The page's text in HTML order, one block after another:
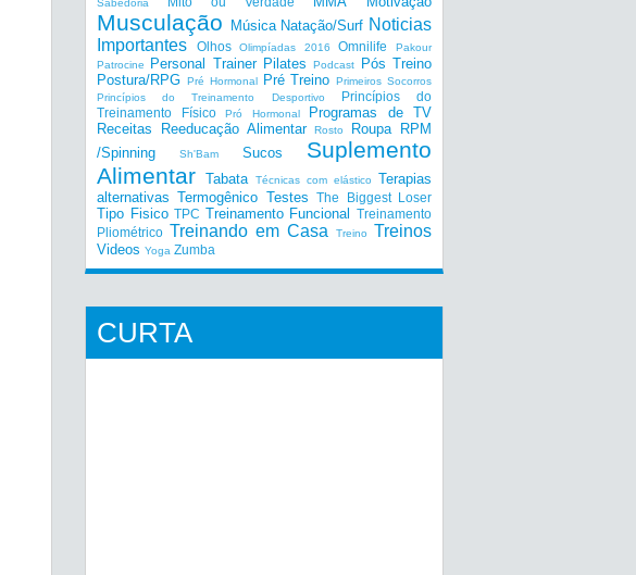
Sabedoria
Musculação Música Natação/Surf Noticias
Importantes
Olhos Olimpíadas 2016 Omnilife
Pakour
Patrocine
Personal Trainer Pilates Podcast
Pós Treino
Postura/RPG Pré Hormonal Pré Treino Primeiros Socorros
Princípios do Treinamento Desportivo
Princípios do
Treinamento Físico
Pró Hormonal
Programas de TV
Receitas
Reeducação Alimentar Rosto Roupa
RPM
/Spinning
Sh'Bam Sucos
Suplemento
Alimentar Tabata Técnicas com elástico
Terapias
alternativas Termogênico Testes The Biggest Loser
Tipo Fisico TPC Treinamento Funcional
Treinamento
Pliométrico Treinando em Casa Treino Treinos
Videos Yoga Zumba
CURTA